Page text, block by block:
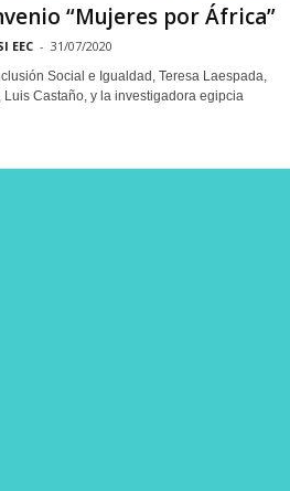
“Mujeres por África”
EEC - 31/07/2020
Social e Igualdad, Teresa Laespada,
Castaño, y la investigadora egipcia